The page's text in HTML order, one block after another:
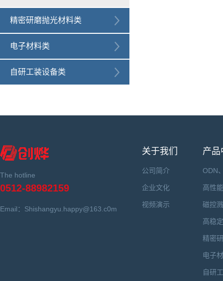
精密研磨抛光材料类
电子材料类
自研工装设备类
The hotline
0512-88982159
Email：Shishangyu.happy@163.c0m
关于我们
公司简介
企业文化
视频演示
产品
ODN
高性
磁控
高稳
精密
电子
自研